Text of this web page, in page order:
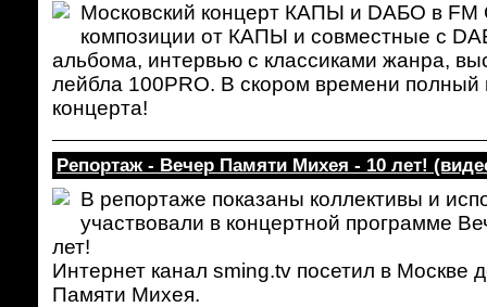
Московский концерт КАПЫ и DAБО в FM
композиции от КАПЫ и совместные с
альбома, интервью с классиками жанра,
лейбла 100PRO. В скором времени полный
концерта!
Репортаж - Вечер Памяти Михея - 10 лет!
В репортаже показаны коллективы и
участвовали в концертной программе
лет!
Интернет канал sming.tv посетил в Москве
Памяти Михея.